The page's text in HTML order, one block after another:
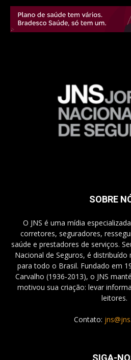
SOBRE
O JNS é uma mídia
corretores, seguradores,
saúde e prestadores de serviços.
Nacional de Seguros, é
para todo o Brasil. Fundado em
Carvalho (1936-2013), o JNS
motivou sua criação: levar
leitores.
Contato:
SIGA-